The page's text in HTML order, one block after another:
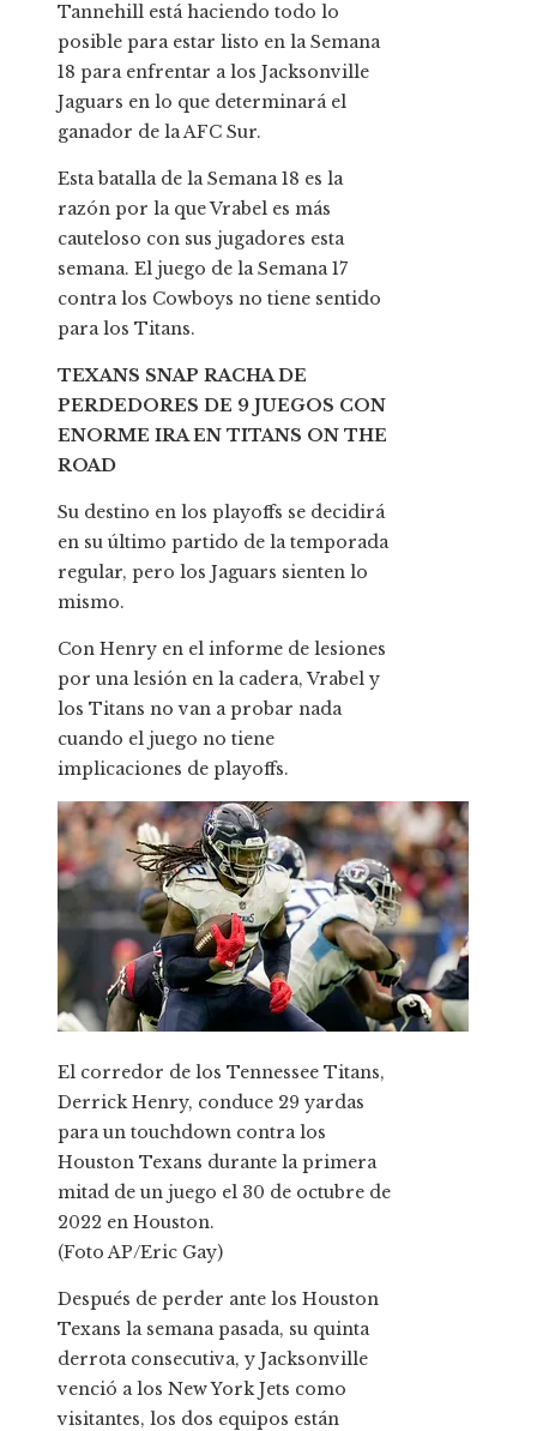
Tannehill está haciendo todo lo
posible para estar listo en la Semana
18 para enfrentar a los Jacksonville
Jaguars en lo que determinará el
ganador de la AFC Sur.
Esta batalla de la Semana 18 es la
razón por la que Vrabel es más
cauteloso con sus jugadores esta
semana. El juego de la Semana 17
contra los Cowboys no tiene sentido
para los Titans.
TEXANS SNAP RACHA DE
PERDEDORES DE 9 JUEGOS CON
ENORME IRA EN TITANS ON THE
ROAD
Su destino en los playoffs se decidirá
en su último partido de la temporada
regular, pero los Jaguars sienten lo
mismo.
Con Henry en el informe de lesiones
por una lesión en la cadera, Vrabel y
los Titans no van a probar nada
cuando el juego no tiene
implicaciones de playoffs.
El corredor de los Tennessee Titans,
Derrick Henry, conduce 29 yardas
para un touchdown contra los
Houston Texans durante la primera
mitad de un juego el 30 de octubre de
2022 en Houston.
(Foto AP/Eric Gay)
Después de perder ante los Houston
Texans la semana pasada, su quinta
derrota consecutiva, y Jacksonville
venció a los New York Jets como
visitantes, los dos equipos están